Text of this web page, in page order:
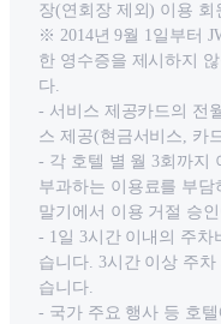
장(연회장 제외) 이용
※ 2014년 9월 1일부터
한 영수증을 제시하지
다.
- 서비스 제공카드의 전
스 제공(현금서비스, 카
- 각 호텔 별 월 3회까지
부과하는 이용료를 부
말기에서 이용 거절 승
- 1일 3시간 이내의 주차
습니다. 3시간 이상 주
습니다.
- 국가 주요 행사 등 호